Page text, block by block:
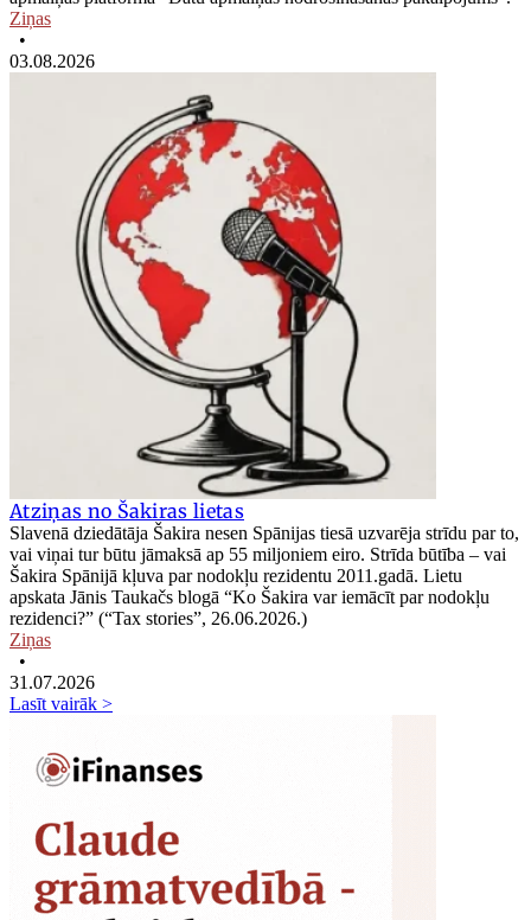
Ziņas
•
03.08.2026
Atziņas no Šakiras lietas
Slavenā dziedātāja Šakira nesen Spānijas tiesā uzvarēja strīdu par to,
vai viņai tur būtu jāmaksā ap 55 miljoniem eiro. Strīda būtība – vai
Šakira Spānijā kļuva par nodokļu rezidentu 2011.gadā. Lietu
apskata Jānis Taukačs blogā “Ko Šakira var iemācīt par nodokļu
rezidenci?” (“Tax stories”, 26.06.2026.)
Ziņas
•
31.07.2026
Lasīt vairāk >